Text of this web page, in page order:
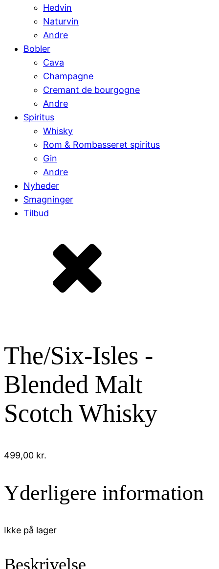
Hedvin
Naturvin
Andre
Bobler
Cava
Champagne
Cremant de bourgogne
Andre
Spiritus
Whisky
Rom & Rombasseret spiritus
Gin
Andre
Nyheder
Smagninger
Tilbud
The/Six-Isles -
Blended Malt
Scotch Whisky
499,00 kr.
Yderligere information
Ikke på lager
Beskrivelse